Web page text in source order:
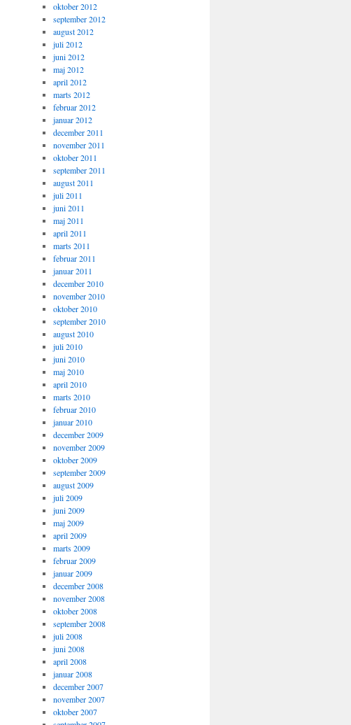
oktober 2012
september 2012
august 2012
juli 2012
juni 2012
maj 2012
april 2012
marts 2012
februar 2012
januar 2012
december 2011
november 2011
oktober 2011
september 2011
august 2011
juli 2011
juni 2011
maj 2011
april 2011
marts 2011
februar 2011
januar 2011
december 2010
november 2010
oktober 2010
september 2010
august 2010
juli 2010
juni 2010
maj 2010
april 2010
marts 2010
februar 2010
januar 2010
december 2009
november 2009
oktober 2009
september 2009
august 2009
juli 2009
juni 2009
maj 2009
april 2009
marts 2009
februar 2009
januar 2009
december 2008
november 2008
oktober 2008
september 2008
juli 2008
juni 2008
april 2008
januar 2008
december 2007
november 2007
oktober 2007